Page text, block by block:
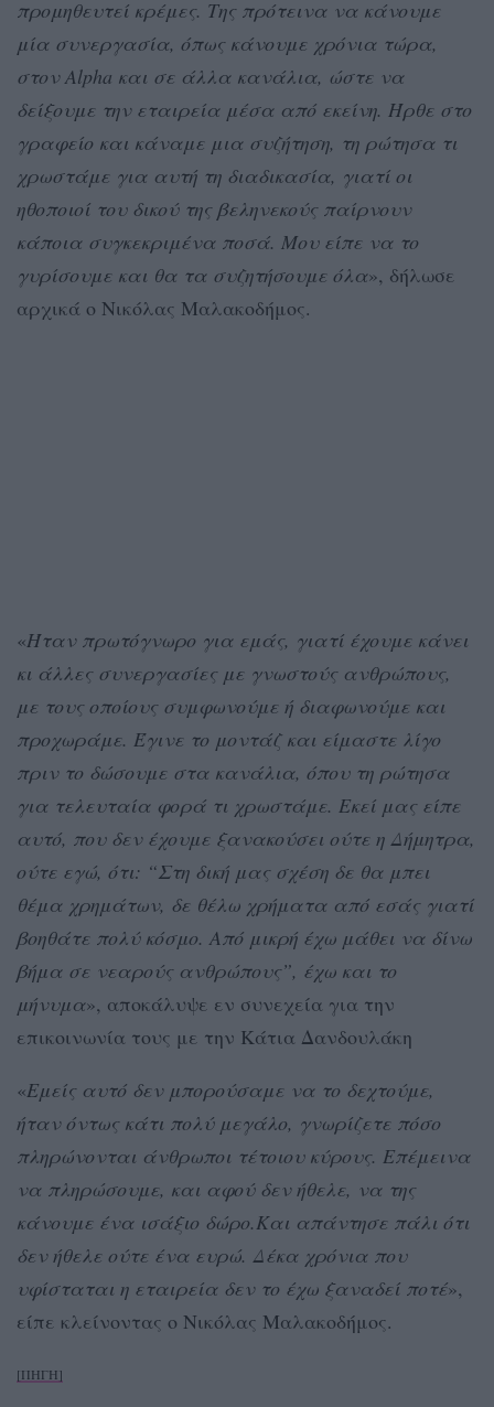
προμηθευτεί κρέμες. Της πρότεινα να κάνουμε
μία συνεργασία, όπως κάνουμε χρόνια τώρα,
στον Alpha και σε άλλα κανάλια, ώστε να
δείξουμε την εταιρεία μέσα από εκείνη. Ήρθε στο
γραφείο και κάναμε μια συζήτηση, τη ρώτησα τι
χρωστάμε για αυτή τη διαδικασία, γιατί οι
ηθοποιοί του δικού της βεληνεκούς παίρνουν
κάποια συγκεκριμένα ποσά. Μου είπε να το
γυρίσουμε και θα τα συζητήσουμε όλα», δήλωσε
αρχικά ο Νικόλας Μαλακοδήμος.
«Ήταν πρωτόγνωρο για εμάς, γιατί έχουμε κάνει
κι άλλες συνεργασίες με γνωστούς ανθρώπους,
με τους οποίους συμφωνούμε ή διαφωνούμε και
προχωράμε. Έγινε το μοντάζ και είμαστε λίγο
πριν το δώσουμε στα κανάλια, όπου τη ρώτησα
για τελευταία φορά τι χρωστάμε. Εκεί μας είπε
αυτό, που δεν έχουμε ξανακούσει ούτε η Δήμητρα,
ούτε εγώ, ότι: “Στη δική μας σχέση δε θα μπει
θέμα χρημάτων, δε θέλω χρήματα από εσάς γιατί
βοηθάτε πολύ κόσμο. Από μικρή έχω μάθει να δίνω
βήμα σε νεαρούς ανθρώπους”, έχω και το
μήνυμα», αποκάλυψε εν συνεχεία για την
επικοινωνία τους με την Κάτια Δανδουλάκη
«Εμείς αυτό δεν μπορούσαμε να το δεχτούμε,
ήταν όντως κάτι πολύ μεγάλο, γνωρίζετε πόσο
πληρώνονται άνθρωποι τέτοιου κύρους. Επέμεινα
να πληρώσουμε, και αφού δεν ήθελε, να της
κάνουμε ένα ισάξιο δώρο.Και απάντησε πάλι ότι
δεν ήθελε ούτε ένα ευρώ. Δέκα χρόνια που
υφίσταται η εταιρεία δεν το έχω ξαναδεί ποτέ»,
είπε κλείνοντας ο Νικόλας Μαλακοδήμος.
[ΠΗΓΗ]